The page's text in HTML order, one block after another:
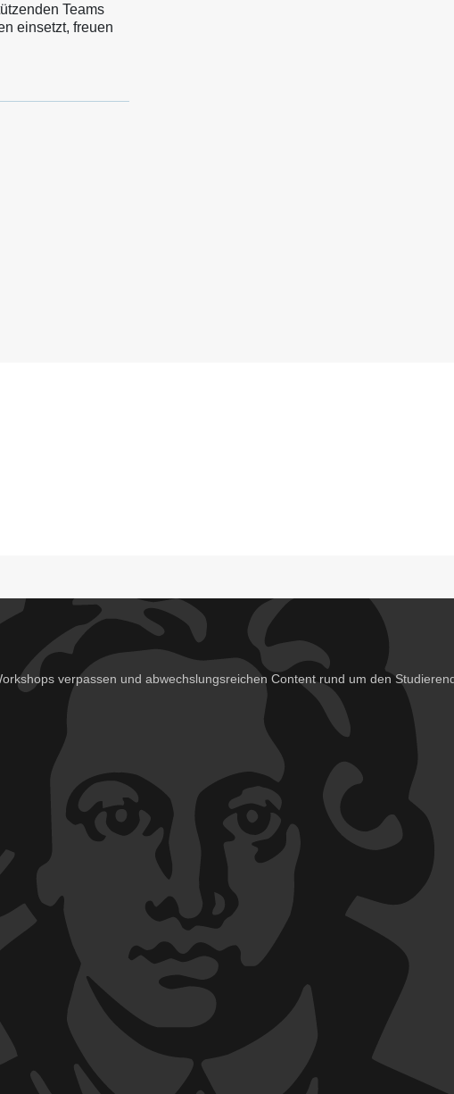
Teams
einsetzt, freuen
verpassen und abwechslungsreichen Content rund um den